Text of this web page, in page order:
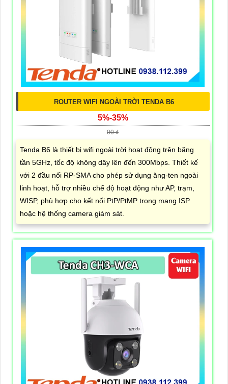
ROUTER WIFI NGOÀI TRỜI TENDA B6
5%-35%
00 ₫
Tenda B6 là thiết bị wifi ngoài trời hoạt động trên băng
tần 5GHz, tốc độ không dây lên đến 300Mbps. Thiết kế
với 2 đầu nối RP-SMA cho phép sử dụng ăng-ten ngoài
linh hoạt, hỗ trợ nhiều chế độ hoạt động như AP, trạm,
WISP, phù hợp cho kết nối PtP/PtMP trong mạng ISP
hoặc hệ thống camera giám sát.